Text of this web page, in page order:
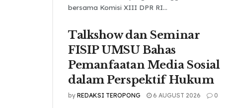
bersama Komisi XIII DPR RI...
Talkshow dan Seminar
FISIP UMSU Bahas
Pemanfaatan Media Sosial
dalam Perspektif Hukum
by REDAKSI TEROPONG 6 AUGUST 2026 0